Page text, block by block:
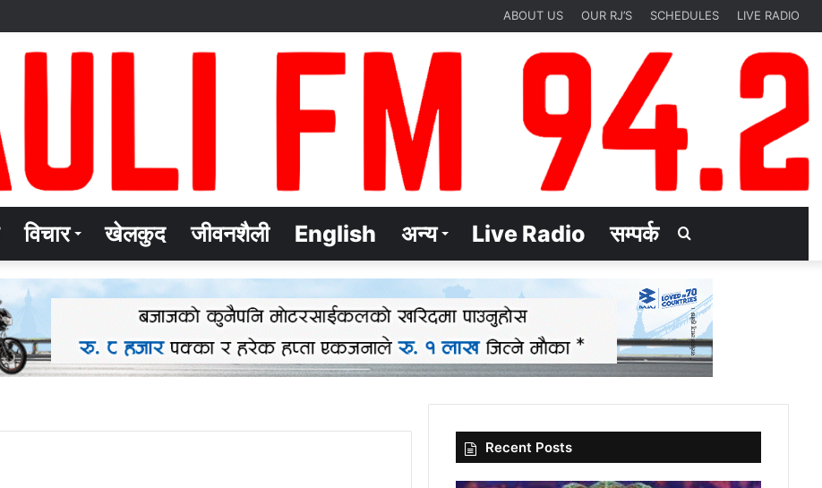
ABOUT US OUR RJ’S SCHEDULES LIVE RADIO
विचार खेलकुद जीवनशैली English अन्य Live Radio सम्पर्क
for
Recent Posts